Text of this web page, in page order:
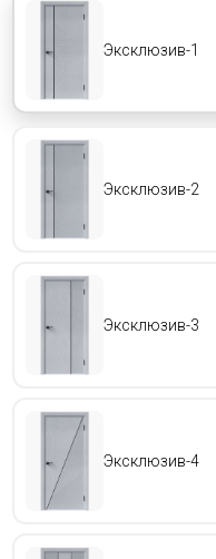
Эксклюзив-1
Эксклюзив-2
Эксклюзив-3
Эксклюзив-4
ООО «ИНДОРС» 2021-2026
КАТАЛОГ
ПОЛИТИКА КОНФИДЕНЦИАЛЬНОСТИ